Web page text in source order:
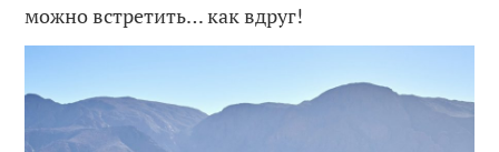
можно встретить… как вдруг!